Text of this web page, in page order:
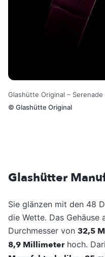
Glashütte Original – Serenade
© Glashütte Original
Glashütter
Sie glänzen mit den 48
die Wette. Das Gehäuse
Durchmesser von 32,5
8,9 Millimeterhoch.